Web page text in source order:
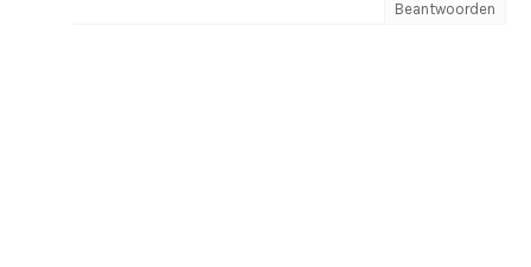
Beantwoorden